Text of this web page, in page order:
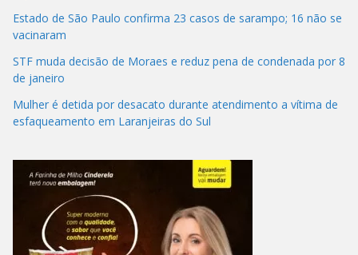
Estado de São Paulo confirma 23 casos de sarampo; 16 não se
vacinaram
STF muda decisão de Moraes e reduz pena de condenada por 8
de janeiro
Mulher é detida por desacato durante atendimento a vítima de
esfaqueamento em Laranjeiras do Sul